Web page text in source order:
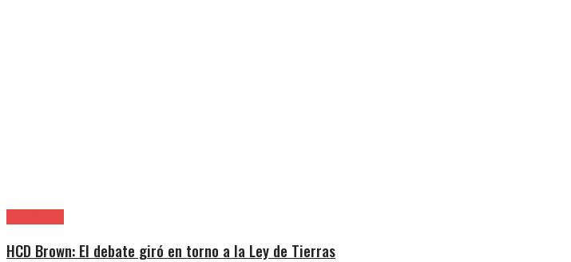
HCD Brown: El debate giró en torno a la Ley de Tierras